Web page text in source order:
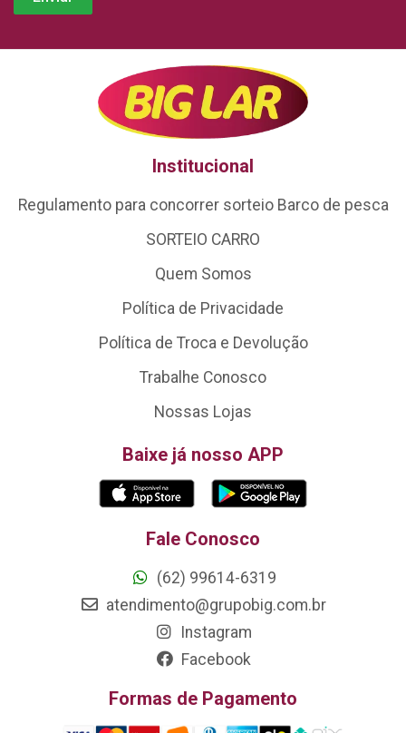
Institucional
Regulamento para concorrer sorteio Barco de pesca
SORTEIO CARRO
Quem Somos
Política de Privacidade
Política de Troca e Devolução
Trabalhe Conosco
Nossas Lojas
Baixe já nosso APP
Fale Conosco
(62) 99614-6319
atendimento@grupobig.com.br
Instagram
Facebook
Formas de Pagamento